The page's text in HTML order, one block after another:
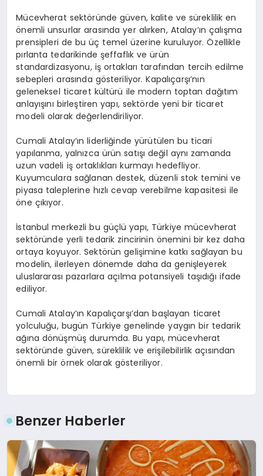
Mücevherat sektöründe güven, kalite ve süreklilik en
önemli unsurlar arasında yer alırken, Atalay’ın çalışma
prensipleri de bu üç temel üzerine kuruluyor. Özellikle
pırlanta tedarikinde şeffaflık ve ürün
standardizasyonu, iş ortakları tarafından tercih edilme
sebepleri arasında gösteriliyor. Kapalıçarşı’nın
geleneksel ticaret kültürü ile modern toptan dağıtım
anlayışını birleştiren yapı, sektörde yeni bir ticaret
modeli olarak değerlendiriliyor.
Cumali Atalay’ın liderliğinde yürütülen bu ticari
yapılanma, yalnızca ürün satışı değil aynı zamanda
uzun vadeli iş ortaklıkları kurmayı hedefliyor.
Kuyumculara sağlanan destek, düzenli stok temini ve
piyasa taleplerine hızlı cevap verebilme kapasitesi ile
öne çıkıyor.
İstanbul merkezli bu güçlü yapı, Türkiye mücevherat
sektöründe yerli tedarik zincirinin önemini bir kez daha
ortaya koyuyor. Sektörün gelişimine katkı sağlayan bu
modelin, ilerleyen dönemde daha da genişleyerek
uluslararası pazarlara açılma potansiyeli taşıdığı ifade
ediliyor.
Cumali Atalay’ın Kapalıçarşı’dan başlayan ticaret
yolculuğu, bugün Türkiye genelinde yaygın bir tedarik
ağına dönüşmüş durumda. Bu yapı, mücevherat
sektöründe güven, süreklilik ve erişilebilirlik açısından
önemli bir örnek olarak gösteriliyor.
Benzer Haberler